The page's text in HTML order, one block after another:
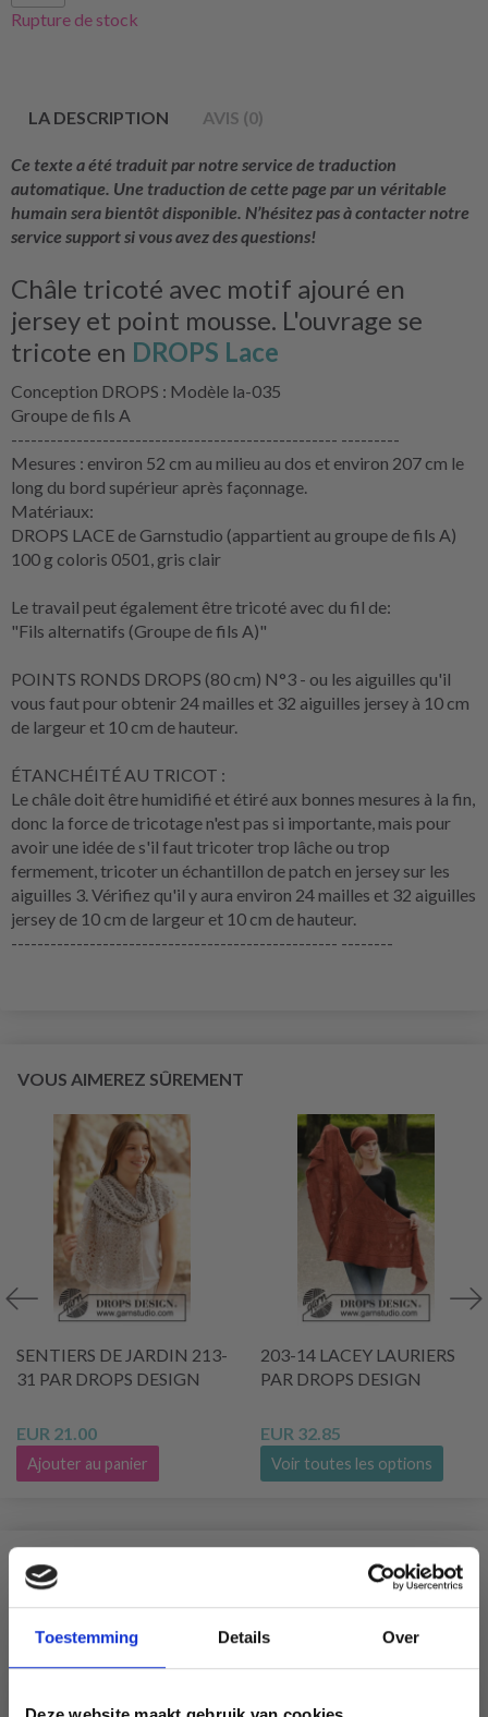
Toestemming Details Over
Rupture de stock
LA DESCRIPTION AVIS (0)
Ce texte a été traduit par notre service de traduction
automatique. Une traduction de cette page par un véritable
humain sera bientôt disponible. N’hésitez pas à contacter notre
service support si vous avez des questions!
Châle tricoté avec motif ajouré en
jersey et point mousse. L'ouvrage se
tricote en DROPS Lace
Conception DROPS : Modèle la-035
Groupe de fils A
-------------------------------------------------- ---------
Mesures : environ 52 cm au milieu au dos et environ 207 cm le
long du bord supérieur après façonnage.
Matériaux:
DROPS LACE de Garnstudio (appartient au groupe de fils A)
100 g coloris 0501, gris clair
Le travail peut également être tricoté avec du fil de:
"Fils alternatifs (Groupe de fils A)"
POINTS RONDS DROPS (80 cm) N°3 - ou les aiguilles qu'il
vous faut pour obtenir 24 mailles et 32 aiguilles jersey à 10 cm
de largeur et 10 cm de hauteur.
ÉTANCHÉITÉ AU TRICOT :
Le châle doit être humidifié et étiré aux bonnes mesures à la fin,
donc la force de tricotage n'est pas si importante, mais pour
avoir une idée de s'il faut tricoter trop lâche ou trop
fermement, tricoter un échantillon de patch en jersey sur les
aiguilles 3. Vérifiez qu'il y aura environ 24 mailles et 32 aiguilles
jersey de 10 cm de largeur et 10 cm de hauteur.
-------------------------------------------------- --------
VOUS AIMEREZ SÛREMENT
SENTIERS DE JARDIN 213-
31 PAR DROPS DESIGN
EUR 21.00
Ajouter au panier
203-14 LACEY LAURIERS
PAR DROPS DESIGN
EUR 32.85
Voir toutes les options
SIMILAIRE À CECI